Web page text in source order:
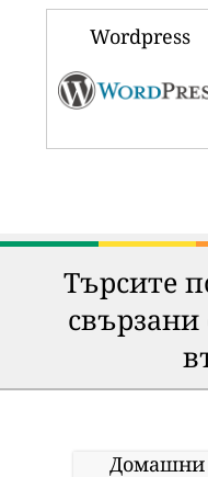
Wordpress
Търсите
свързани
Домашни